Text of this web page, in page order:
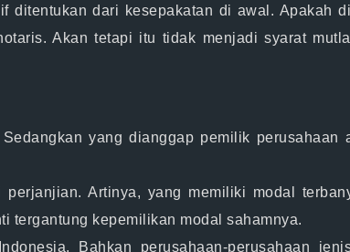
ditentukan dari kesepakatan di awal. Apakah
Akan tetapi itu tidak menjadi syarat
yang dianggap pemilik perusahaan
Artinya, yang memiliki modal
tergantung kepemilikan modal sahamnya.
Bahkan perusahaan-perusahaan